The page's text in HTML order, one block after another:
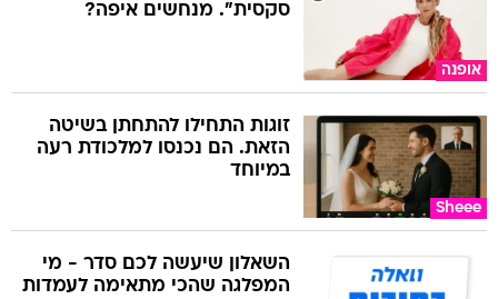
אופנה
סקסית". מנחשים איפה?
Sheee
זוגות התחילו להתחתן בשיטה
הזאת. הם נכנסו למלכודת רעה
במיוחד
השאלון שיעשה לכם סדר - מי
המפלגה שהכי מתאימה לעמדות